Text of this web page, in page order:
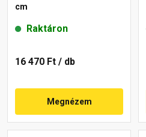
cm
Raktáron
16 470 Ft / db
Megnézem